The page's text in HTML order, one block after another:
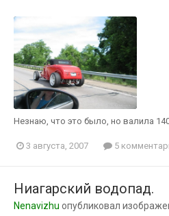
Незнаю, что это было, но валила
3 августа, 2007 5
Ниагарский водопад.
Nenavizhu опубликовал